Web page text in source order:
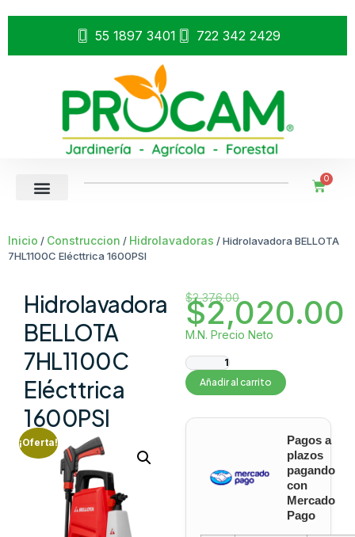
55 1897 3401 722 342 2429
0
Inicio / Construccion / Hidrolavadoras / Hidrolavadora BELLOTA
7HL1100C Elécttrica 1600PSI
Hidrolavadora
BELLOTA
7HL1100C
Elécttrica
1600PSI
¡Oferta!
$2,376.00
$2,020.00
M.N. Precio Neto
Añadir al carrito
Pagos a
plazos
pagando
con
Mercado
Pago